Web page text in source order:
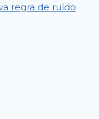
regra de ruído